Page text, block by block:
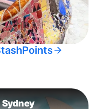
Sydney